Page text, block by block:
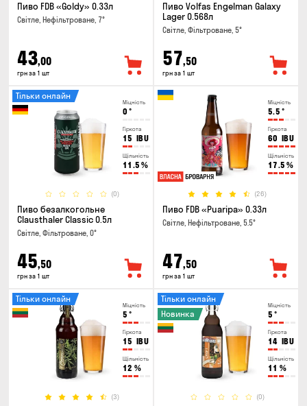
Пиво FDB «Goldy» 0.33л
Світле, Нефільтроване, 7°
43,00
грн за 1 шт
Пиво Volfas Engelman Galaxy
Lager 0.568л
Світле, Фільтроване, 5°
57,50
грн за 1 шт
Міцність
0 °
Гіркота
15 IBU
Щільність
11.5 %
(0)
Тільки онлайн
Пиво безалкогольне
Clausthaler Classic 0.5л
Світле, Фільтроване, 0°
45,50
грн за 1 шт
Міцність
5.5 °
Гіркота
60 IBU
Щільність
17.5 %
(26)
Пиво FDB «Puaripa» 0.33л
Світле, Нефільтроване, 5.5°
47,50
грн за 1 шт
Міцність
5 °
Гіркота
15 IBU
Щільність
12 %
(3)
Тільки онлайн
Міцність
5 °
Гіркота
14 IBU
Щільність
11 %
(0)
Тільки онлайн
Новинка